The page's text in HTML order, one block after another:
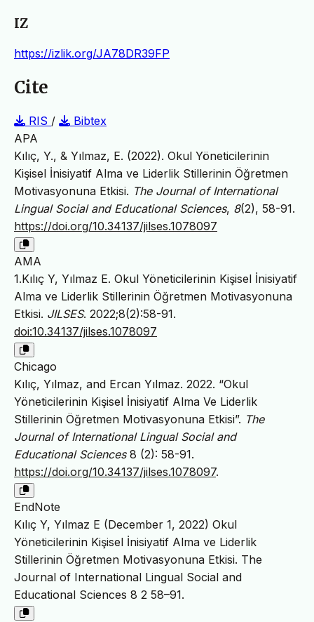
IZ
https://izlik.org/JA78DR39FP
Cite
RIS /
Bibtex
APA
Kılıç, Y., & Yılmaz, E. (2022). Okul Yöneticilerinin
Kişisel İnisiyatif Alma ve Liderlik Stillerinin Öğretmen
Motivasyonuna Etkisi. The Journal of International
Lingual Social and Educational Sciences, 8(2), 58-91.
https://doi.org/10.34137/jilses.1078097
AMA
1.Kılıç Y, Yılmaz E. Okul Yöneticilerinin Kişisel İnisiyatif
Alma ve Liderlik Stillerinin Öğretmen Motivasyonuna
Etkisi. JILSES. 2022;8(2):58-91.
doi:10.34137/jilses.1078097
Chicago
Kılıç, Yılmaz, and Ercan Yılmaz. 2022. “Okul
Yöneticilerinin Kişisel İnisiyatif Alma Ve Liderlik
Stillerinin Öğretmen Motivasyonuna Etkisi”. The
Journal of International Lingual Social and
Educational Sciences8 (2): 58-91.
https://doi.org/10.34137/jilses.1078097.
EndNote
Kılıç Y, Yılmaz E (December 1, 2022) Okul
Yöneticilerinin Kişisel İnisiyatif Alma ve Liderlik
Stillerinin Öğretmen Motivasyonuna Etkisi. The
Journal of International Lingual Social and
Educational Sciences 8 2 58–91.